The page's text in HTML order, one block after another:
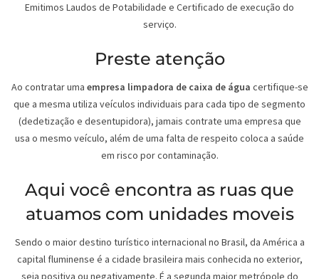
Emitimos Laudos de Potabilidade e Certificado de execução do
serviço.
Preste atenção
Ao contratar uma empresa limpadora de caixa de água certifique-se
que a mesma utiliza veículos individuais para cada tipo de segmento
(dedetização e desentupidora), jamais contrate uma empresa que
usa o mesmo veículo, além de uma falta de respeito coloca a saúde
em risco por contaminação.
Aqui você encontra as ruas que
atuamos com unidades moveis
Sendo o maior destino turístico internacional no Brasil, da América a
capital fluminense é a cidade brasileira mais conhecida no exterior,
seja positiva ou negativamente. É a segunda maior metrópole do